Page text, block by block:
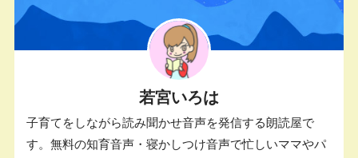
若宮いろは
子育てをしながら読み聞かせ音声を発信する朗読屋で
す。無料の知育音声・寝かしつけ音声で忙しいママやパ